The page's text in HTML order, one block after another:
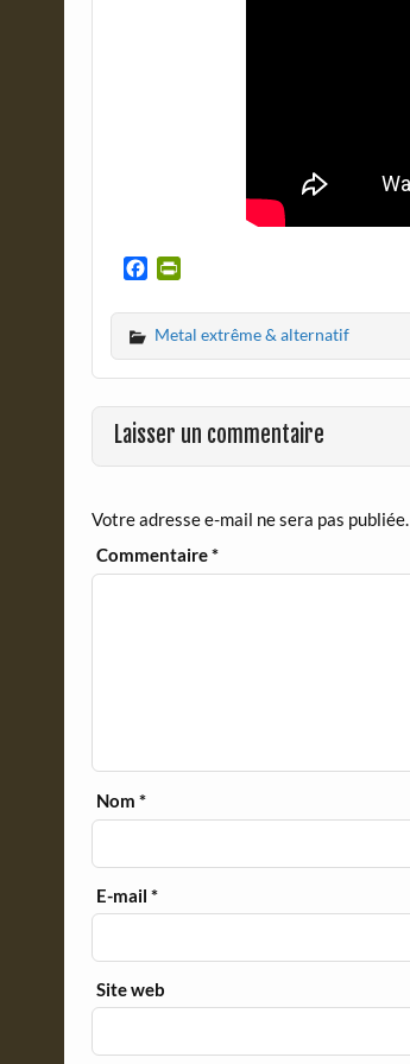
c
e
b
o
o
k
i
n
t
F
r
i
l
y
Metal extrême & alternatif
Laisser un commentaire
Votre adresse e-mail ne sera pas publiée.
Commentaire*
Nom*
E-mail*
Site web